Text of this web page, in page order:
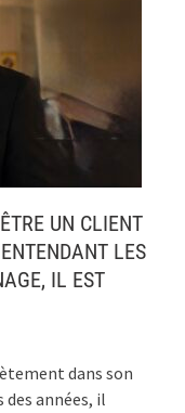
UN CLIENT
LES
IL EST
dans son
années, il